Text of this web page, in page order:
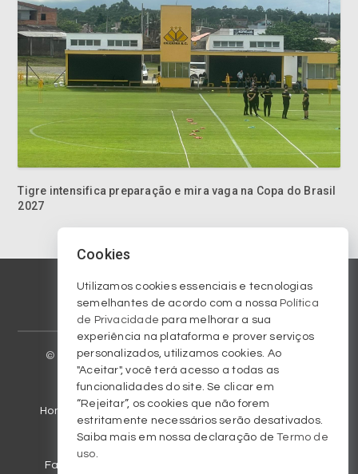
Tigre intensifica preparação e mira vaga na Copa do Brasil
2027
© 2023 Copyright am570.com.br. Todos os direitos
reservados / All rights reserved.
Homepage Arquivo Colunistas
Galeria de fotos Notícias Programação
Fale conosco
Cookies
Utilizamos cookies essenciais e tecnologias
semelhantes de acordo com a nossa Política
de Privacidade para melhorar a sua
experiência na plataforma e prover serviços
personalizados, utilizamos cookies. Ao
"Aceitar", você terá acesso a todas as
funcionalidades do site. Se clicar em
“Rejeitar”, os cookies que não forem
estritamente necessários serão desativados.
Saiba mais em nossa declaração deTermo de
uso.